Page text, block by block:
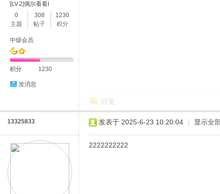
[LV.2]偶尔看看I
0
主题
308
帖子
1230
积分
中级会员
积分 1230
发消息
回复
13325833 发表于 2025-6-23 10:20:04 | 显示全
2222222222